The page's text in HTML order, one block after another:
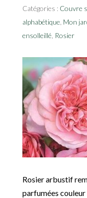
Catégories : Couvre
alphabétique Mon
ensolleillé Rosier
Rosier arbustif
parfumées